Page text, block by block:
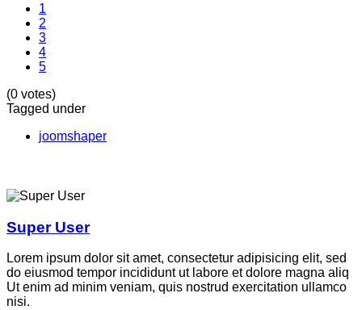
1
2
3
4
5
(0 votes)
Tagged under
joomshaper
Super User
Lorem ipsum dolor sit amet, consectetur adipisicing elit, sed
do eiusmod tempor incididunt ut labore et dolore magna aliq
Ut enim ad minim veniam, quis nostrud exercitation ullamco
nisi.